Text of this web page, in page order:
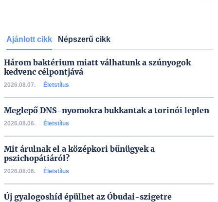
Ajánlott cikk Népszerű cikk
Három baktérium miatt válhatunk a szúnyogok
kedvenc célpontjává
2026.08.07. Életstílus
Meglepő DNS-nyomokra bukkantak a torinói leplen
2026.08.06. Életstílus
Mit árulnak el a középkori bűnügyek a
pszichopátiáról?
2026.08.06. Életstílus
Új gyalogoshíd épülhet az Óbudai-szigetre